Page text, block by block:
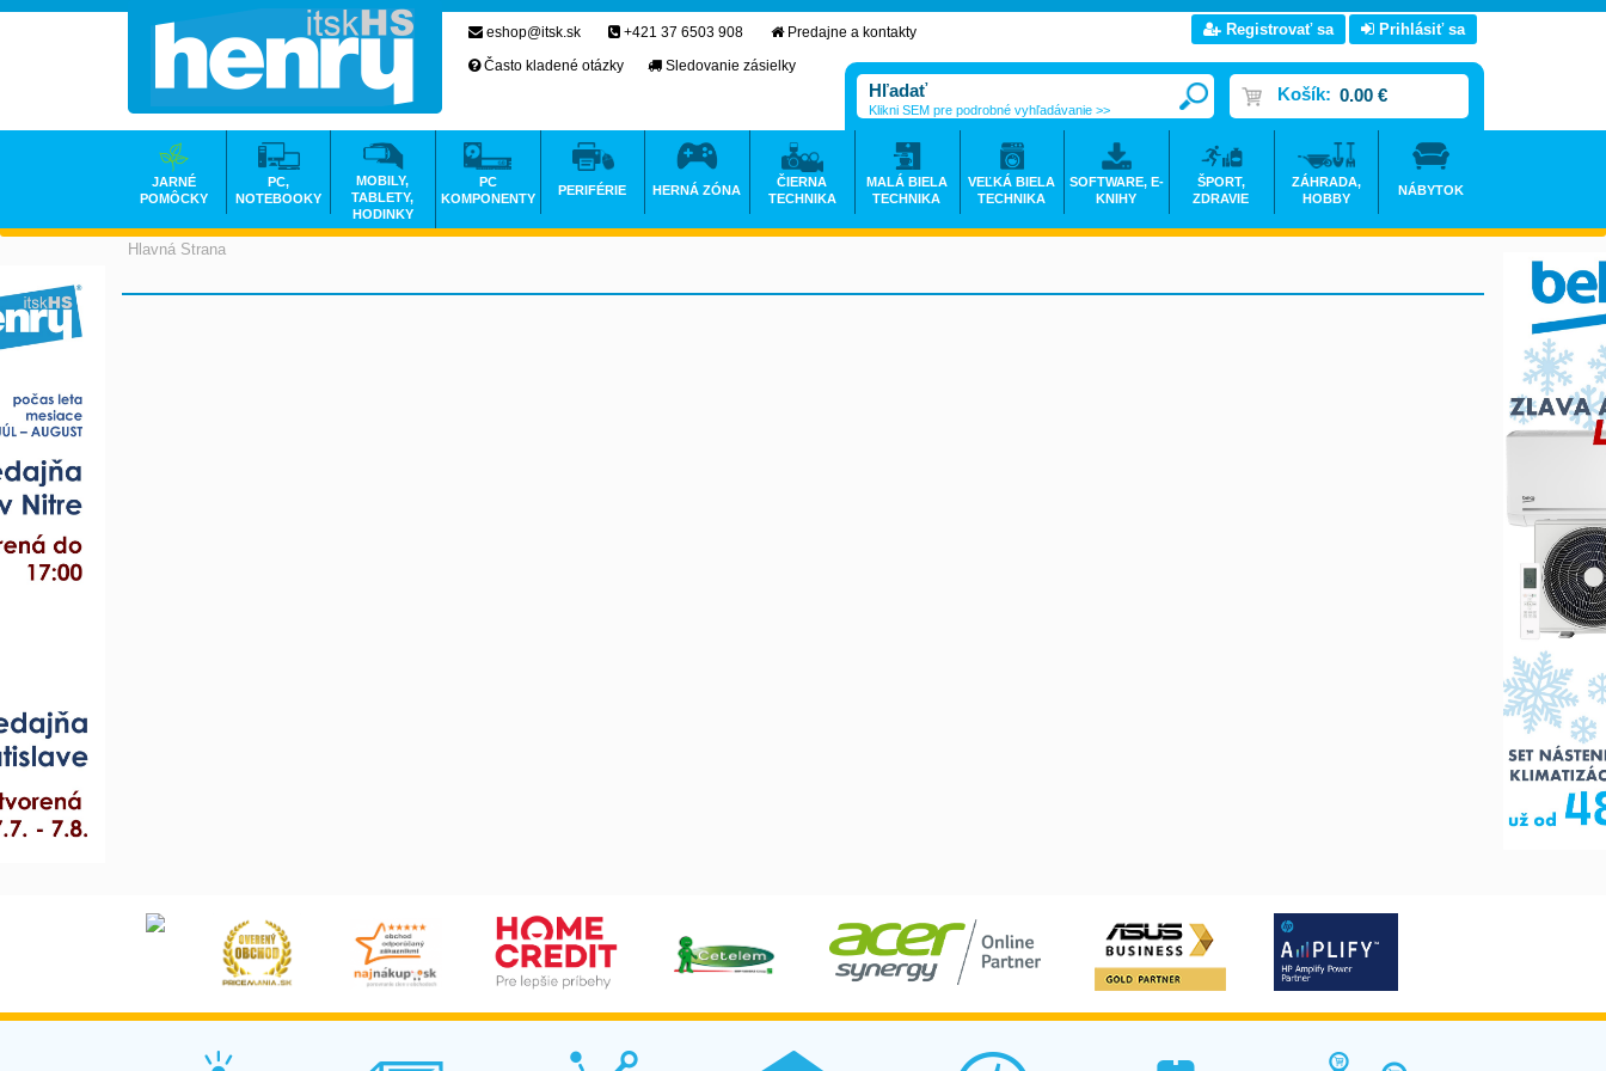
Hlavná Strana
eshop@itsk.sk +421 37 6503 908
Predajne a kontakty
Často kladené otázky
Sledovanie zásielky
Registrovať sa Prihlásiť sa
Košík: 0.00 €
Klikni SEM pre podrobné vyhľadávanie >>
JARNÉ
POMÔCKY
PC,
NOTEBOOKY
MOBILY,
TABLETY,
HODINKY
PC
KOMPONENTY
PERIFÉRIE HERNÁ ZÓNA
ČIERNA
TECHNIKA
MALÁ BIELA
TECHNIKA
VEĽKÁ BIELA
TECHNIKA
SOFTWARE, E-
KNIHY
ŠPORT,
ZDRAVIE
ZÁHRADA,
HOBBY
NÁBYTOK